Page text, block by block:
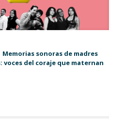
sonoras de madres
voces del coraje que maternan